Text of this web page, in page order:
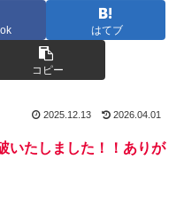
はてブ
コピー
2025.12.13 2026.04.01
いたしました！！ありが